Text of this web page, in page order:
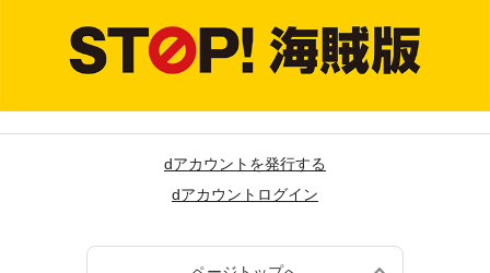
dアカウントを発行する
dアカウントログイン